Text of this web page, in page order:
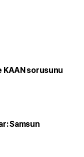
KAAN sorusunu
Samsun